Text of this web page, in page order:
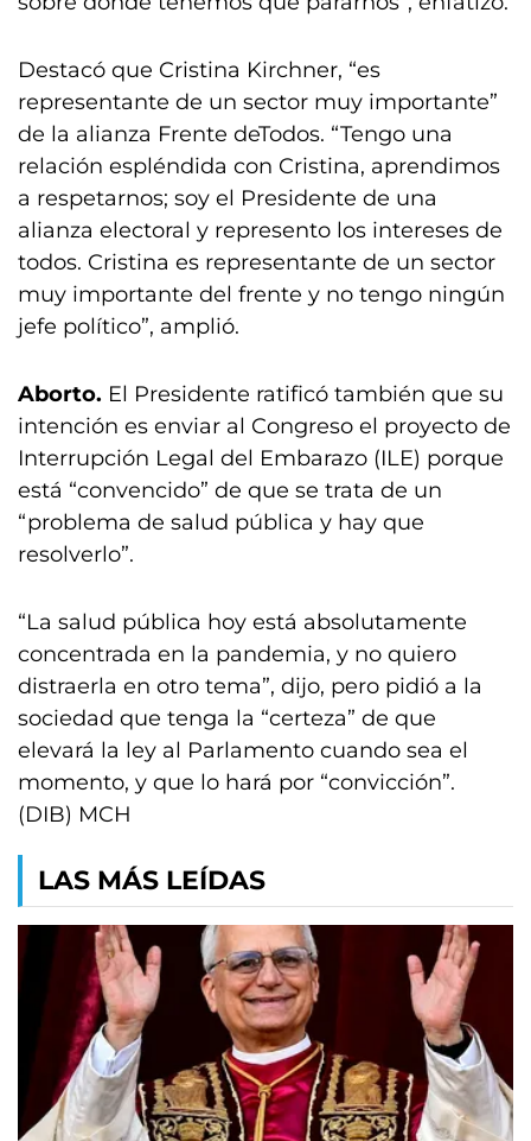
Destacó que Cristina Kirchner, “es
representante de un sector muy importante”
de la alianza Frente deTodos. “Tengo una
relación espléndida con Cristina, aprendimos
a respetarnos; soy el Presidente de una
alianza electoral y represento los intereses de
todos. Cristina es representante de un sector
muy importante del frente y no tengo ningún
jefe político”, amplió.
Aborto. El Presidente ratificó también que su
intención es enviar al Congreso el proyecto de
Interrupción Legal del Embarazo (ILE) porque
está “convencido” de que se trata de un
“problema de salud pública y hay que
resolverlo”.
“La salud pública hoy está absolutamente
concentrada en la pandemia, y no quiero
distraerla en otro tema”, dijo, pero pidió a la
sociedad que tenga la “certeza” de que
elevará la ley al Parlamento cuando sea el
momento, y que lo hará por “convicción”.
(DIB) MCH
LAS MÁS LEÍDAS